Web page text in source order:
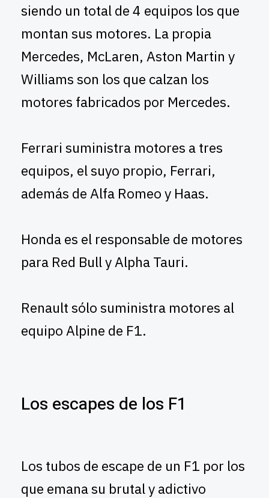
siendo un total de 4 equipos los que
montan sus motores. La propia
Mercedes, McLaren, Aston Martin y
Williams son los que calzan los
motores fabricados por Mercedes.
Ferrari suministra motores a tres
equipos, el suyo propio, Ferrari,
además de Alfa Romeo y Haas.
Honda es el responsable de motores
para Red Bull y Alpha Tauri.
Renault sólo suministra motores al
equipo Alpine de F1.
Los escapes de los F1
Los tubos de escape de un F1 por los
que emana su brutal y adictivo